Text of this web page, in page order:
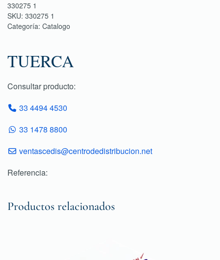
330275 1
SKU: 330275 1
Categoría: Catalogo
TUERCA
Consultar producto:
33 4494 4530
33 1478 8800
ventascedis@centrodedistribucion.net
Referencia:
Productos relacionados